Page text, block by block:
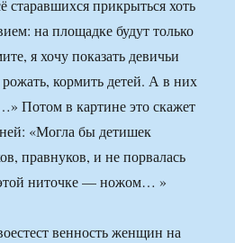
старавшихся прикрыться хоть
на площадке будут только
я хочу показать девичьи
кормить детей. А в них
Потом в картине это скажет
«Могла бы детишек
правнуков, и не порвалась
ниточке — ножом… »
венность женщин на